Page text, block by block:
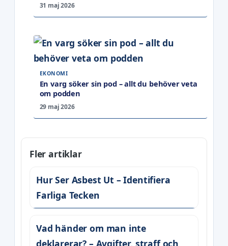
31 maj 2026
EKONOMI
En varg söker sin pod – allt du behöver veta
om podden
29 maj 2026
Fler artiklar
Hur Ser Asbest Ut – Identifiera
Farliga Tecken
Vad händer om man inte
deklarerar? – Avgifter, straff och